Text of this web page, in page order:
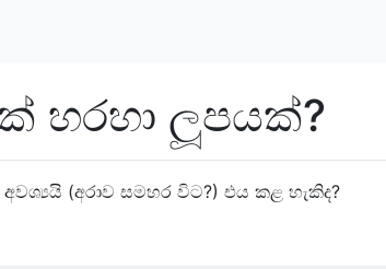
හරහා ලූපයක්?
(අරාව සමහර විට?) එය කළ හැකිද?